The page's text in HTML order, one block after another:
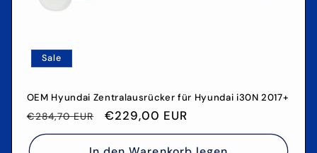
Sale
OEM Hyundai Zentralausrücker für Hyundai i30N 2017+
Normaler
Preis
€284,70 EUR Verkaufspreis
€229,00 EUR